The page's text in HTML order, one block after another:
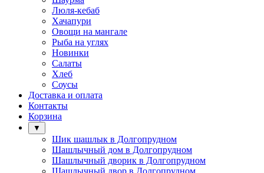
Люля-кебаб
Хачапури
Овощи на мангале
Рыба на углях
Новинки
Салаты
Хлеб
Соусы
Доставка и оплата
Контакты
Корзина
▼
Шик шашлык в Долгопрудном
Шашлычный дом в Долгопрудном
Шашлычный дворик в Долгопрудном